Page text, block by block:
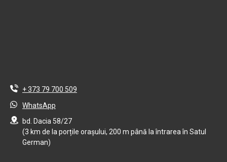
+ 373 79 700 509
WhatsApp
bd. Dacia 58/27
(3 km de la porțile orașului, 200 m până la întrarea în Satul
German)